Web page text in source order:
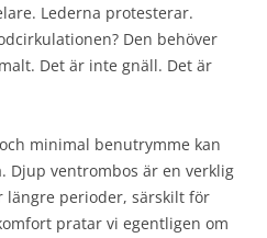
Lederna protesterar.
Den behöver
Det är inte gnäll. Det är
minimal benutrymme kan
Djup ventrombos är en verklig
perioder, särskilt för
pratar vi egentligen om